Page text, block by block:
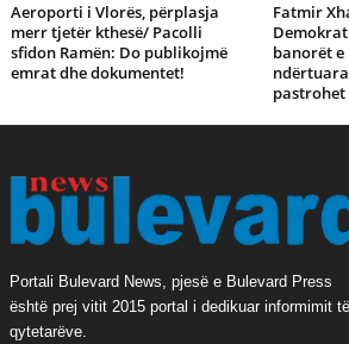
Aeroporti i Vlorës, përplasja
merr tjetër kthesë/ Pacolli
sfidon Ramën: Do publikojmë
emrat dhe dokumentet!
Fatmir
banorët e
pastrohet
Portali Bulevard News, pjesë e Bulevard Press
është prej vitit 2015 portal i dedikuar informimit të
qytetarëve.